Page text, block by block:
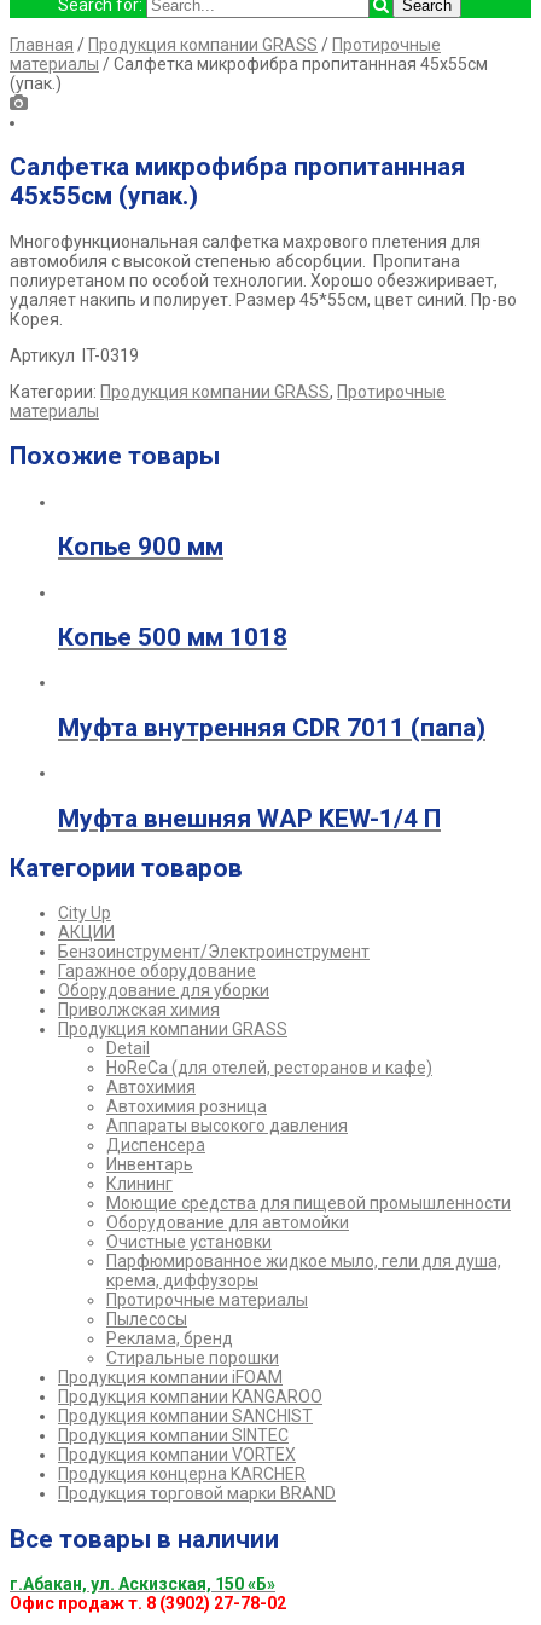
Search for:
Главная / Продукция компании GRASS / Протирочные
материалы / Салфетка микрофибра пропитаннная 45х55см
(упак.)
Салфетка микрофибра пропитаннная
45х55см (упак.)
Многофункциональная салфетка махрового плетения для
автомобиля с высокой степенью абсорбции. Пропитана
полиуретаном по особой технологии. Хорошо обезжиривает,
удаляет накипь и полирует. Размер 45*55см, цвет синий. Пр-во
Корея.
Артикул IT-0319
Категории: Продукция компании GRASS, Протирочные
материалы
Похожие товары
Копье 900 мм
Копье 500 мм 1018
Муфта внутренняя CDR 7011 (папа)
Муфта внешняя WAP KEW-1/4 П
Категории товаров
City Up
АКЦИИ
Бензоинструмент/Электроинструмент
Гаражное оборудование
Оборудование для уборки
Приволжская химия
Продукция компании GRASS
Detail
HoReCa (для отелей, ресторанов и кафе)
Автохимия
Автохимия розница
Аппараты высокого давления
Диспенсера
Инвентарь
Клининг
Моющие средства для пищевой промышленности
Оборудование для автомойки
Очистные установки
Парфюмированное жидкое мыло, гели для душа,
крема, диффузоры
Протирочные материалы
Пылесосы
Реклама, бренд
Стиральные порошки
Продукция компании iFOAM
Продукция компании KANGAROO
Продукция компании SANCHIST
Продукция компании SINTEC
Продукция компании VORTEX
Продукция концерна KARCHER
Продукция торговой марки BRAND
Все товары в наличии
г.Абакан, ул. Аскизская, 150 «Б»
Офис продаж т. 8 (3902) 27-78-02